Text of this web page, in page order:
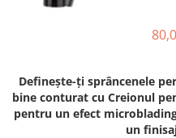
Portofele dama
PC, Periferice & Accesorii IT
Huse telefoane mobile
Componente PC & Software
Definește-ți sprâncenele
bine conturat cu Creionul
pentru un efect
un